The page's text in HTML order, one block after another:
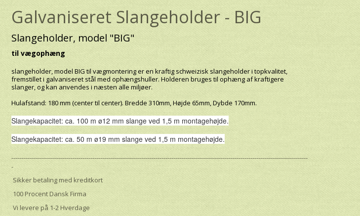
Galvaniseret Slangeholder - BIG
Slangeholder, model "BIG"
til vægophæng
slangeholder, model BIG til vægmontering er en kraftig schweizisk slangeholder i topkvalitet,
fremstillet i galvaniseret stål med ophængshuller. Holderen bruges til ophæng af kraftigere
slanger, og kan anvendes i næsten alle miljøer.
Hulafstand: 180 mm (center til center). Bredde 310mm, Højde 65mm, Dybde 170mm.
Slangekapacitet: ca. 100 m ø12 mm slange ved 1,5 m montagehøjde.
Slangekapacitet: ca. 50 m ø19 mm slange ved 1,5 m montagehøjde.
------------------------------------------------------------------------------------------------------------------------------------------------------
-
Sikker betaling med kreditkort
100 Procent Dansk Firma
Vi levere på 1-2 Hverdage